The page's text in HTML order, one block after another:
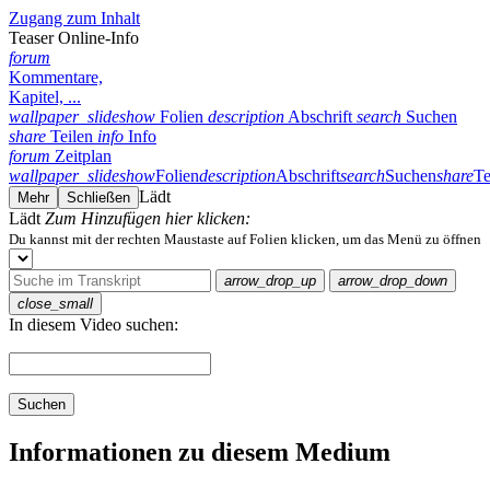
Zugang zum Inhalt
Teaser Online-Info
forum
Kommentare,
Kapitel, ...
wallpaper_slideshow Folien description Abschrift search Suchen
share Teilen info Info
forum Zeitplan
wallpaper_slideshowFoliendescriptionAbschriftsearchSuchenshare
Mehr Schließen Lädt
Lädt Zum Hinzufügen hier klicken:
Du kannst mit der rechten Maustaste auf Folien klicken, um das Menü zu öffnen
arrow_drop_up
arrow_drop_down
close_small
In diesem Video suchen:
Suchen
Informationen zu diesem Medium